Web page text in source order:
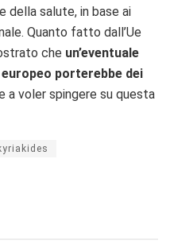
salute, in base ai
Quanto fatto dall’Ue
che un’eventuale
porterebbe dei
a voler spingere su questa